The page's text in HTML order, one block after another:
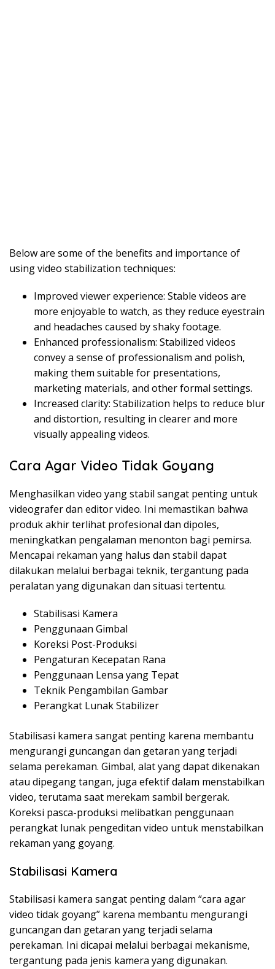
Below are some of the benefits and importance of
using video stabilization techniques:
Improved viewer experience: Stable videos are
more enjoyable to watch, as they reduce eyestrain
and headaches caused by shaky footage.
Enhanced professionalism: Stabilized videos
convey a sense of professionalism and polish,
making them suitable for presentations,
marketing materials, and other formal settings.
Increased clarity: Stabilization helps to reduce blur
and distortion, resulting in clearer and more
visually appealing videos.
Cara Agar Video Tidak Goyang
Menghasilkan video yang stabil sangat penting untuk
videografer dan editor video. Ini memastikan bahwa
produk akhir terlihat profesional dan dipoles,
meningkatkan pengalaman menonton bagi pemirsa.
Mencapai rekaman yang halus dan stabil dapat
dilakukan melalui berbagai teknik, tergantung pada
peralatan yang digunakan dan situasi tertentu.
Stabilisasi Kamera
Penggunaan Gimbal
Koreksi Post-Produksi
Pengaturan Kecepatan Rana
Penggunaan Lensa yang Tepat
Teknik Pengambilan Gambar
Perangkat Lunak Stabilizer
Stabilisasi kamera sangat penting karena membantu
mengurangi guncangan dan getaran yang terjadi
selama perekaman. Gimbal, alat yang dapat dikenakan
atau dipegang tangan, juga efektif dalam menstabilkan
video, terutama saat merekam sambil bergerak.
Koreksi pasca-produksi melibatkan penggunaan
perangkat lunak pengeditan video untuk menstabilkan
rekaman yang goyang.
Stabilisasi Kamera
Stabilisasi kamera sangat penting dalam “cara agar
video tidak goyang” karena membantu mengurangi
guncangan dan getaran yang terjadi selama
perekaman. Ini dicapai melalui berbagai mekanisme,
tergantung pada jenis kamera yang digunakan.